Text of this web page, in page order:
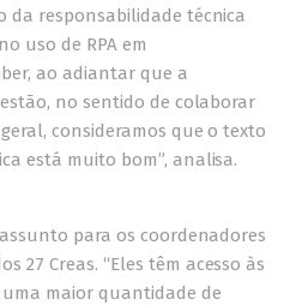
da responsabilidade técnica
uso de RPA em
ao adiantar que a
no sentido de colaborar
consideramos que o texto
está muito bom”, analisa.
assunto para os coordenadores
27 Creas. “Eles têm acesso às
maior quantidade de